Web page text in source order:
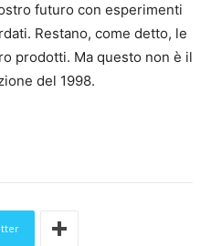
futuro con esperimenti
Restano, come detto, le
prodotti. Ma questo non è il
del 1998.